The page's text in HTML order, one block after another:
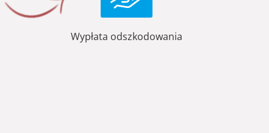
Wypłata odszkodowania